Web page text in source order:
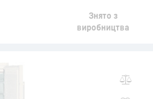
Знято з
виробництва